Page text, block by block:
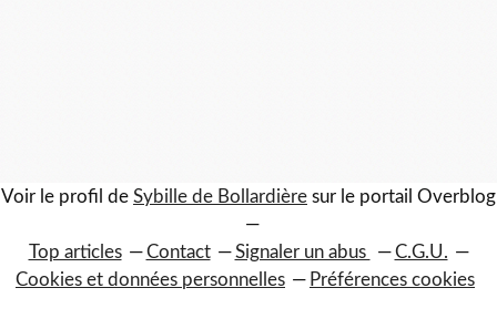
Voir le profil de Sybille de Bollardière sur le portail Overblog
Top articles Contact Signaler un abus
C.G.U.
Cookies et données personnelles
Préférences cookies